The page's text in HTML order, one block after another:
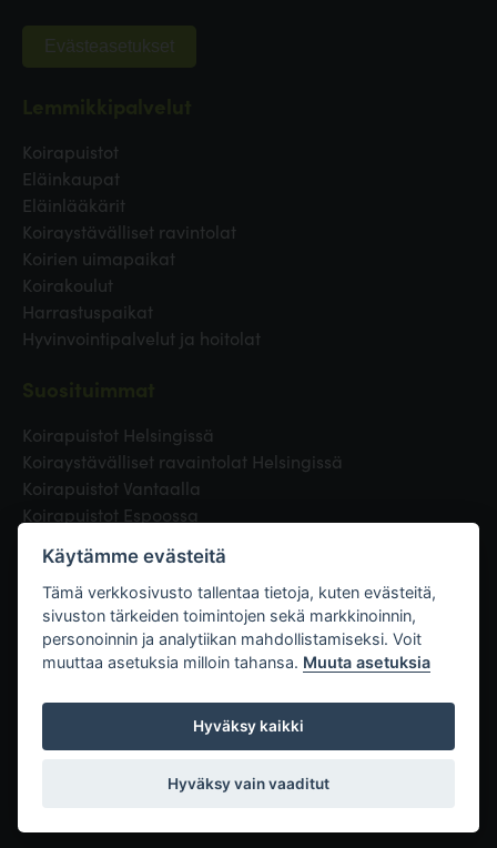
Evästeasetukset
Koirapuistot
Eläinkaupat
Eläinlääkärit
Koiraystävälliset ravintolat
Koirien uimapaikat
Koirakoulut
Harrastuspaikat
Hyvinvointipalvelut ja hoitolat
Koirapuistot Helsingissä
Koiraystävälliset ravaintolat Helsingissä
Koirapuistot Vantaalla
Koirapuistot Espoossa
Eläinlääkäri Helsingissä
Koirapuistot Tampereella
Linkit
Käytämme evästeitä
Tämä verkkosivusto tallentaa tietoja, kuten evästeitä,
sivuston tärkeiden toimintojen sekä markkinoinnin,
personoinnin ja analytiikan mahdollistamiseksi. Voit
muuttaa asetuksia milloin tahansa. Muuta asetuksia
Hyväksy kaikki
Hyväksy vain vaaditut